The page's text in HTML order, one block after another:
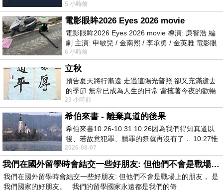
2021-
05-13
(2020-
12-08)
新
北
市
主旨：罰鍰新臺
幣6000元整。處
環境講習1小時
整。
法規：廢棄物清
理法第31條第1
項第2
文號： 40-110-
050019
事由：貴公司所
屬五股廠為從事
將農、林、漁、
否
不
須
改
善
6,000
無分
期已
繳清
老闆、遠見．天下文化創辦人高希均教
5 小時前
電影眼眸2026 Eyes 2026 movie
電影眼眸2026 Eyes 2026 movie 導演: 廉智浩 編
劇 主演: 申敏兒 / 金南熙 / 李承勇 / 金英雅 電影眼
眸2026描述攝影師徐珍因遺
6 小時前
立秋
預告夏天將行漸遠 走過這陽光普照 卻又充滿逝去
的季節 無常已成為人生的日常 當擁著今夜的歡暢
舒心 轉眼驟成昨日 而明晨 太陽
23 小時前
希伯來書 - 離棄真道的後果
希伯來書10:26-10:31 10:26因為我們得知真道以
後、若故意犯罪、贖罪的祭就再沒有了． 10:27惟
有戰懼等候審判和那燒滅眾敵人的烈火
2026-08-07
我們在國外留學時會結交一些好朋友: 但他們不會是戰場上的朋友
我們在國外留學時會結交一些好朋友: 但他們不會是戰場上的朋友， 是
我們國家的好朋友。 我們的留學國家永遠都是我們的倚